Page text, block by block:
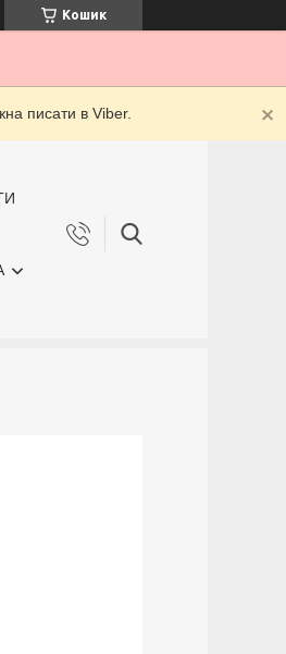
Кошик
писати в Viber.